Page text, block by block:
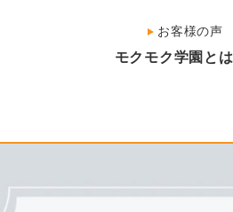
お客様の声
モクモク学園とは